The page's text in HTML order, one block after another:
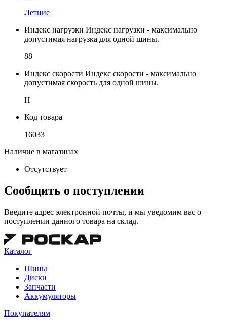
Летние
Индекс нагрузки Индекс нагрузки - максимально
допустимая нагрузка для одной шины.
88
Индекс скорости Индекс скорости - максимально
допустимая скорость для одной шины.
H
Код товара
16033
Наличие в магазинах
Отсутствует
Сообщить о поступлении
Введите адрес электронной почты, и мы уведомим вас о
поступлении данного товара на склад.
Каталог
Шины
Диски
Запчасти
Аккумуляторы
Покупателям